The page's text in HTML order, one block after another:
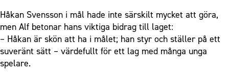
Håkan Svensson i mål hade inte särskilt mycket att göra,
men Alf betonar hans viktiga bidrag till laget:
– Håkan är skön att ha i målet; han styr och ställer på ett
suveränt sätt – värdefullt för ett lag med många unga
spelare.